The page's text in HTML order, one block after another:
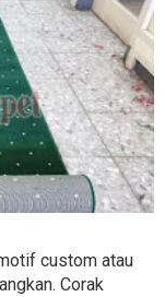
custom atau
Corak